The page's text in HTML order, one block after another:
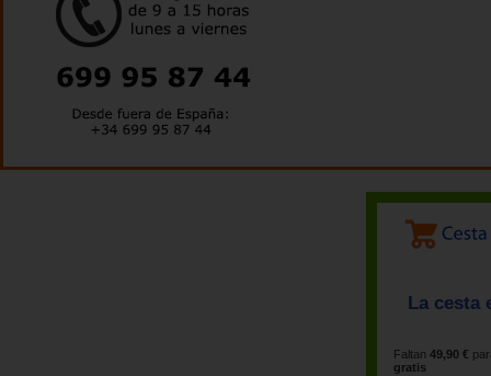
La cesta
Faltan 49,90 €
gratis